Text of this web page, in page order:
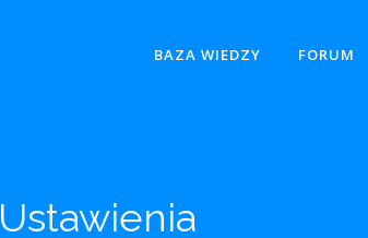
BAZA WIEDZY FORUM
Ustawienia